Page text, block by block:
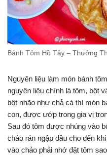
Bánh Tôm Hồ Tây – Thưởng
Nguyên liệu làm món bánh
nguyên liệu chính là tôm, bột
bột nhão như chả cá thì món
con, được ướp trong gia vị
Sau đó tôm được nhúng vào
chảo rán ngập dầu cho đến
vào chảo phải nhớ đặt tôm